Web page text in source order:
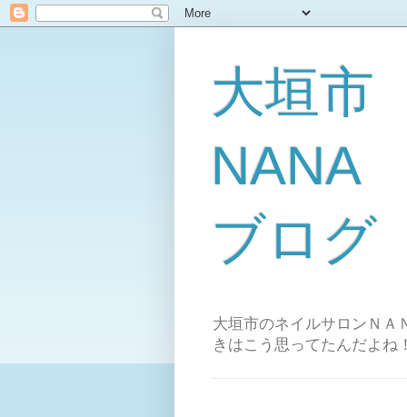
大垣市
NANA
ブログ
大垣市のネイルサロンＮＡ
きはこう思ってたんだよ